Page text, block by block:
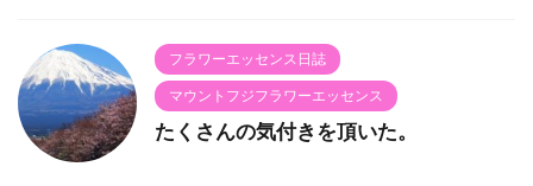
フラワーエッセンス日誌
マウントフジフラワーエッセンス
たくさんの気付きを頂いた。